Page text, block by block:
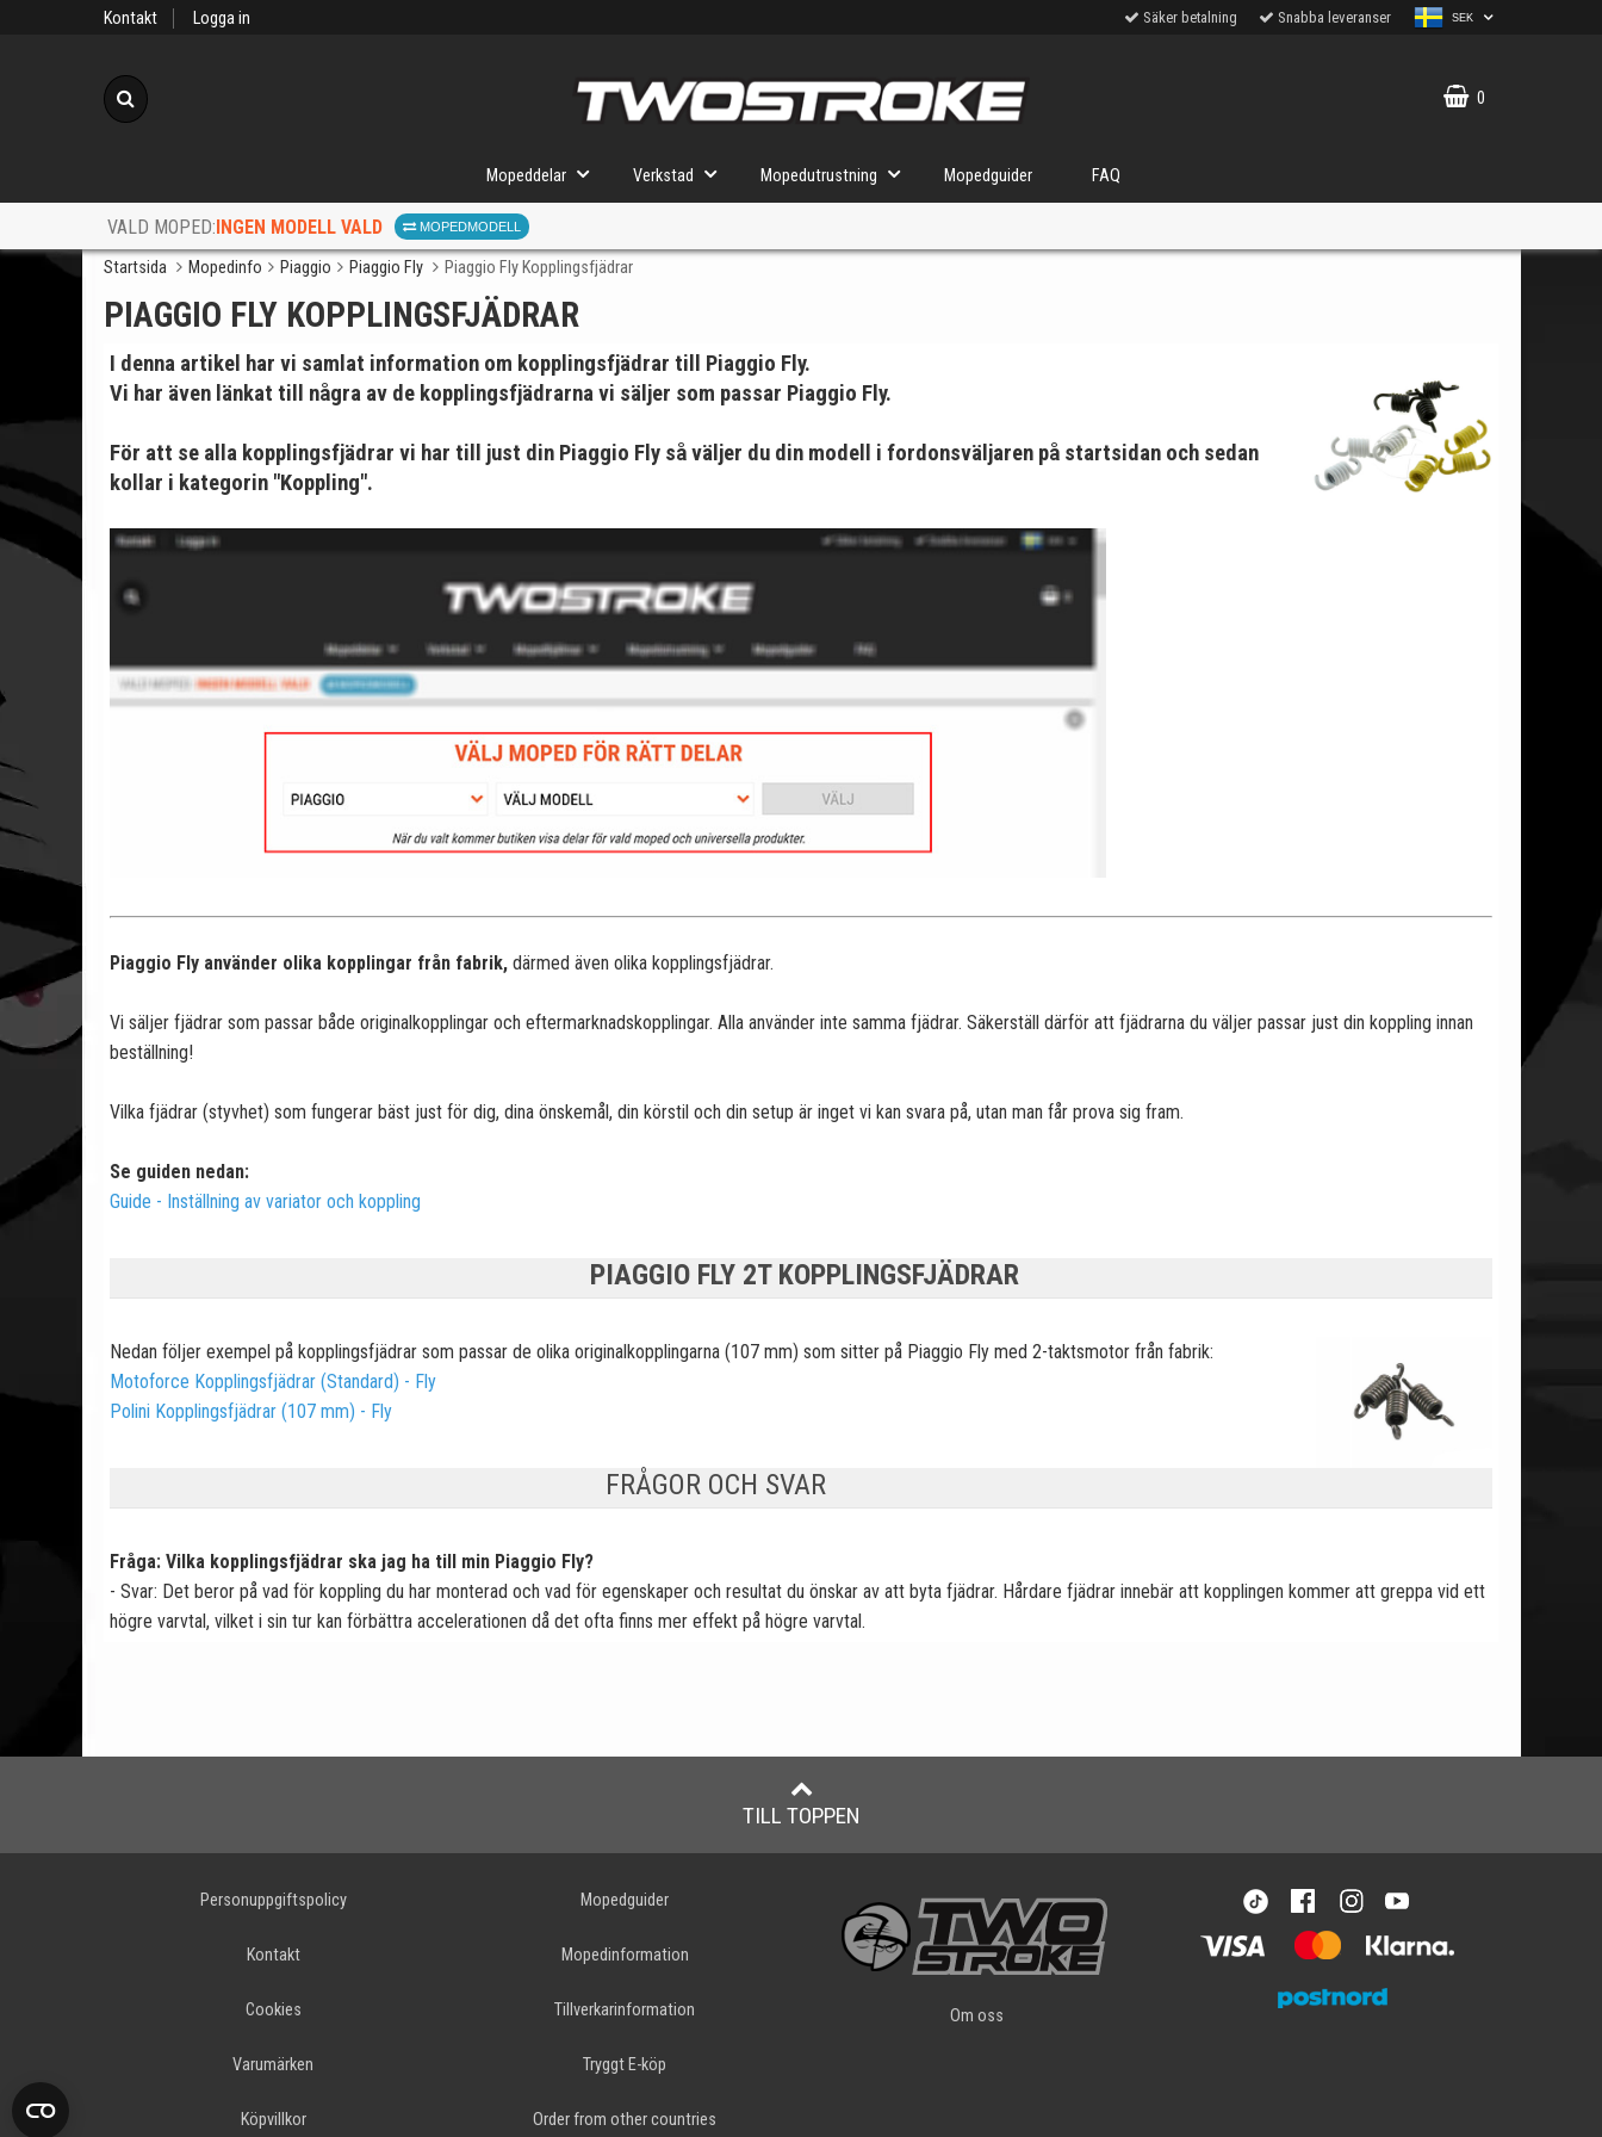
Kontakt Logga in Säker betalning Snabba leveranser SEK
0
Mopeddelar Verkstad Mopedutrustning Mopedguider FAQ
VALD MOPED:INGEN MODELL VALD MOPEDMODELL
När du valt kommer butiken visa delar för vald moped och universella produkter.
Startsida Mopedinfo Piaggio Piaggio Fly Piaggio Fly Kopplingsfjädrar
PIAGGIO FLY KOPPLINGSFJÄDRAR
I denna artikel har vi samlat information om kopplingsfjädrar till Piaggio Fly.
Vi har även länkat till några av de kopplingsfjädrarna vi säljer som passar Piaggio Fly.
För att se alla kopplingsfjädrar vi har till just din Piaggio Fly så väljer du din modell i fordonsväljaren på startsidan och sedan
kollar i kategorin "Koppling".
Piaggio Fly använder olika kopplingar från fabrik, därmed även olika kopplingsfjädrar.
Vi säljer fjädrar som passar både originalkopplingar och eftermarknadskopplingar. Alla använder inte samma fjädrar. Säkerställ därför att fjädrarna du väljer passar just din koppling innan
beställning!
Vilka fjädrar (styvhet) som fungerar bäst just för dig, dina önskemål, din körstil och din setup är inget vi kan svara på, utan man får prova sig fram.
Se guiden nedan:
Guide - Inställning av variator och koppling
PIAGGIO FLY 2T KOPPLINGSFJÄDRAR
Nedan följer exempel på kopplingsfjädrar som passar de olika originalkopplingarna (107 mm) som sitter på Piaggio Fly med 2-taktsmotor från fabrik:
Motoforce Kopplingsfjädrar (Standard) - Fly
Polini Kopplingsfjädrar (107 mm) - Fly
FRÅGOR OCH SVAR
Fråga: Vilka kopplingsfjädrar ska jag ha till min Piaggio Fly?
- Svar: Det beror på vad för koppling du har monterad och vad för egenskaper och resultat du önskar av att byta fjädrar. Hårdare fjädrar innebär att kopplingen kommer att greppa vid ett
högre varvtal, vilket i sin tur kan förbättra accelerationen då det ofta finns mer effekt på högre varvtal.
TILL TOPPEN
Personuppgiftspolicy
Kontakt
Cookies
Varumärken
Köpvillkor
Mopedguider
Mopedinformation
Tillverkarinformation
Tryggt E-köp
Order from other countries
Om oss